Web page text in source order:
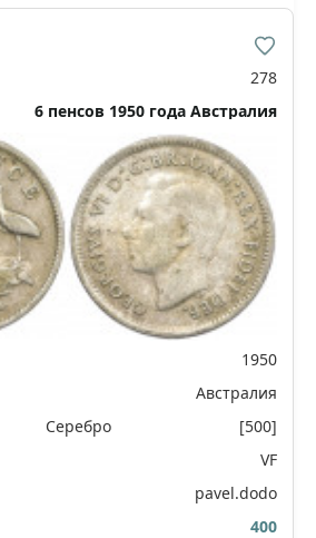
278
6 пенсов 1950 года Австралия
1950
Австралия
Серебро
[500]
VF
pavel.dodo
400